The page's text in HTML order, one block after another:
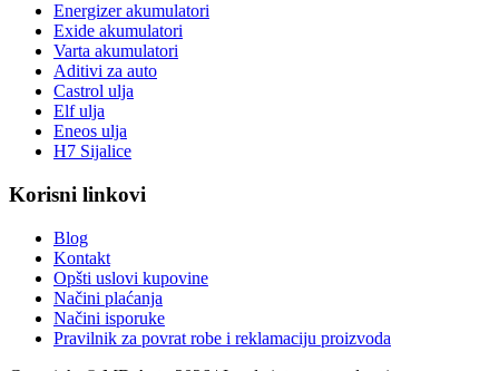
Energizer akumulatori
Exide akumulatori
Varta akumulatori
Aditivi za auto
Castrol ulja
Elf ulja
Eneos ulja
H7 Sijalice
Korisni linkovi
Blog
Kontakt
Opšti uslovi kupovine
Načini plaćanja
Načini isporuke
Pravilnik za povrat robe i reklamaciju proizvoda